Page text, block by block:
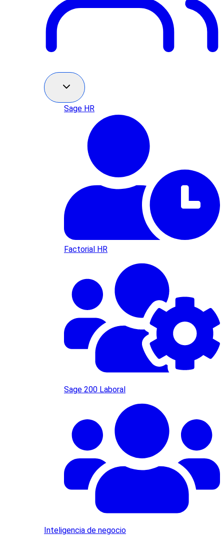
Sage HR
Factorial HR
Sage 200 Laboral
Inteligencia de negocio